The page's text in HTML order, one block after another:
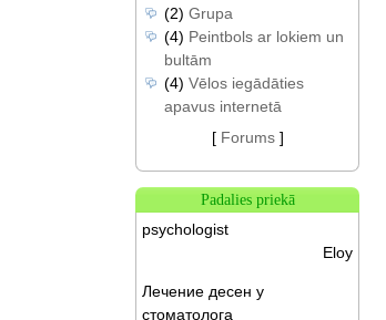
(2) Grupa
(4) Peintbols ar lokiem un
bultām
(4) Vēlos iegādāties
apavus internetā
[ Forums]
Padalies priekā
psychologist
Eloy
Лечение десен у
стоматолога